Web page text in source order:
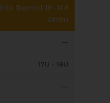
Drève d’Argenteuil 10B - 1410
Waterloo
—
17U - 18U
—